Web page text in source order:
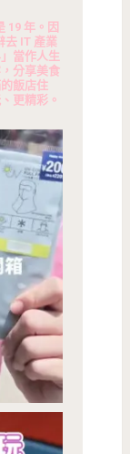
19 年。因
去 IT 產業
當作人生
分享美食
飯店住
更精彩。